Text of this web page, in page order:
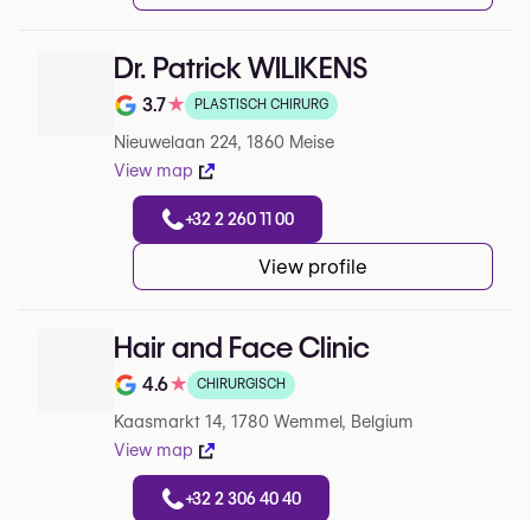
Dr. Patrick WILIKENS
Note de 3.7 sur 5 sur Google
3.7★ PLASTISCH CHIRURG
Nieuwelaan 224, 1860 Meise
View map
+32 2 260 11 00
View profile
Hair and Face Clinic
Note de 4.6 sur 5 sur Google
4.6★ CHIRURGISCH
Kaasmarkt 14, 1780 Wemmel, Belgium
View map
+32 2 306 40 40